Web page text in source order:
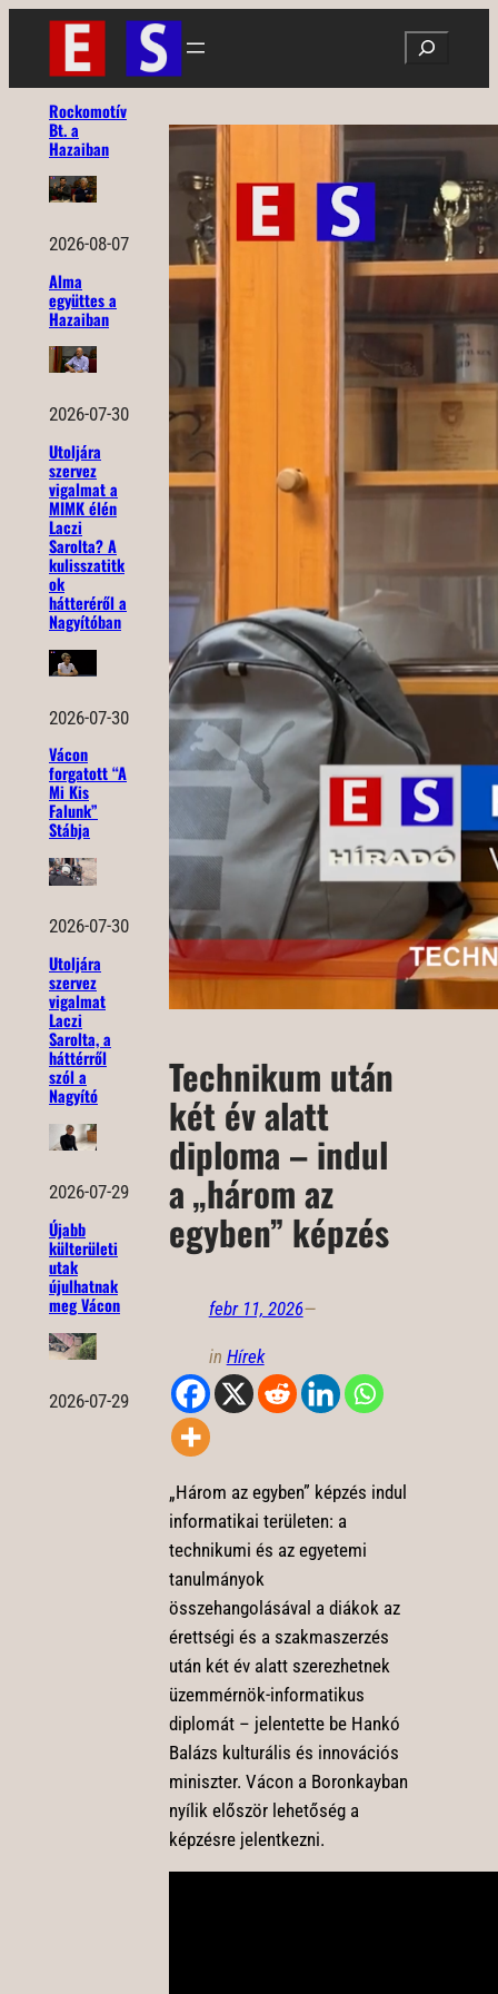
Ugrás
tartalomhoz
Search
Rockomotív
Bt. a
Hazaiban
2026-08-07
Alma
együttes a
Hazaiban
2026-07-30
Utoljára
szervez
vigalmat a
MIMK élén
Laczi
Sarolta? A
kulisszatitk
ok
hátteréről a
Nagyítóban
2026-07-30
Vácon
forgatott “A
Mi Kis
Falunk”
Stábja
2026-07-30
Utoljára
szervez
vigalmat
Laczi
Sarolta, a
háttérről
szól a
Nagyító
2026-07-29
Újabb
külterületi
utak
újulhatnak
meg Vácon
2026-07-29
Technikum után
két év alatt
diploma – indul
a „három az
egyben” képzés
febr 11, 2026—
in Hírek
„Három az egyben” képzés indul
informatikai területen: a
technikumi és az egyetemi
tanulmányok
összehangolásával a diákok az
érettségi és a szakmaszerzés
után két év alatt szerezhetnek
üzemmérnök-informatikus
diplomát – jelentette be Hankó
Balázs kulturális és innovációs
miniszter. Vácon a Boronkayban
nyílik először lehetőség a
képzésre jelentkezni.